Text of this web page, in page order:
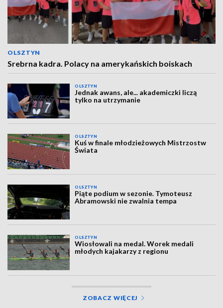
OLSZTYN
Srebrna kadra. Polacy na amerykańskich boiskach
OLSZTYN
Jednak awans, ale... akademiczki liczą
tylko na utrzymanie
OLSZTYN
Kuś w finale młodzieżowych Mistrzostw
Świata
OLSZTYN
Piąte podium w sezonie. Tymoteusz
Abramowski nie zwalnia tempa
OLSZTYN
Wiosłowali na medal. Worek medali
młodych kajakarzy z regionu
ZOBACZ WIĘCEJ